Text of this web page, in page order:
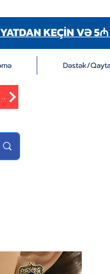
KEÇİN VƏ
Dəstək/
Türkiye Mağazası